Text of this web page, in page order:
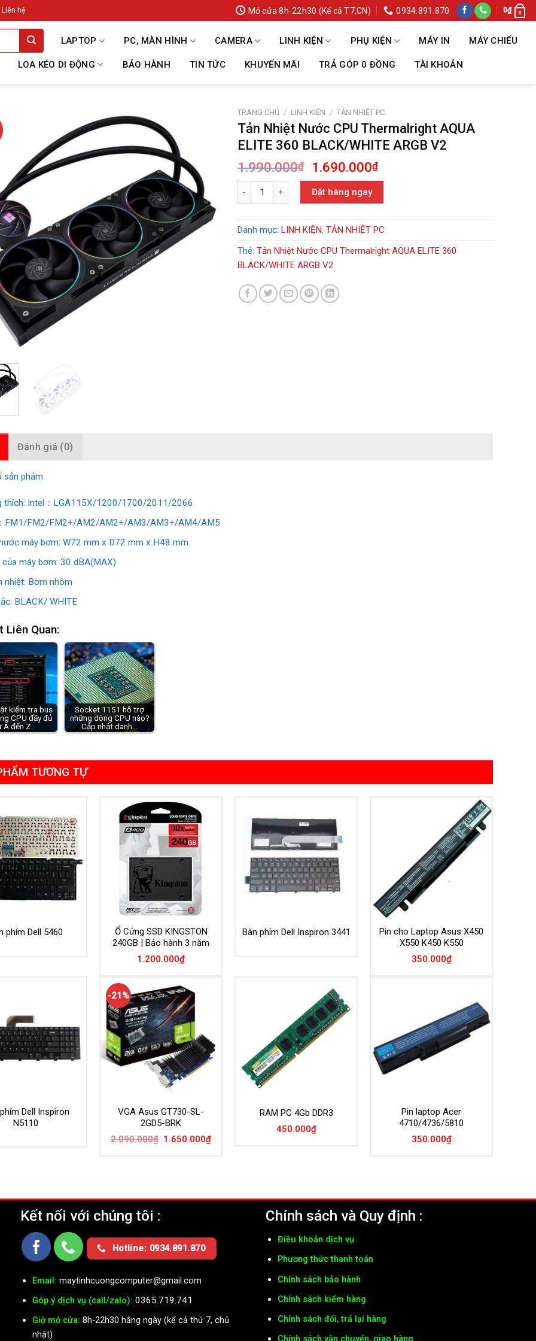
Liên hệ Mở cửa 8h-22h30 (Kể cả T7,CN) 0934.891.870 0₫ 0
LAPTOP PC, MÀN HÌNH CAMERA LINH KIỆN PHỤ KIỆN MÁY IN MÁY CHIẾU
LOA KÉO DI ĐỘNG BẢO HÀNH TIN TỨC KHUYẾN MÃI TRẢ GÓP 0 ĐỒNG TÀI KHOẢN
TRANG CHỦ / LINH KIỆN / TẢN NHIỆT PC
Tản Nhiệt Nước CPU Thermalright AQUA
ELITE 360 BLACK/WHITE ARGB V2
1.990.000₫
Giá
gốc
là:
1.990.000₫.
1.690.000₫Giá
hiện
là:
1.690.000₫.
Tản Nhiệt Nước CPU Thermalright AQUA ELITE 360 BLACK/WHITE ARGB V2 số
Đặt hàng ngay
Danh mục: LINH KIỆN, TẢN NHIỆT PC
Thẻ: Tản Nhiệt Nước CPU Thermalright AQUA ELITE 360
BLACK/WHITE ARGB V2
Đánh giá (0)
sản phảm
thích: Intel：LGA115X/1200/1700/2011/2066
FM1/FM2/FM2+/AM2/AM2+/AM3/AM3+/AM4/AM5
máy bơm: W72 mm x D72 mm x H48 mm
máy bơm: 30 dBA(MAX)
nhiệt: Bơm nhôm
BLACK/ WHITE
Liên Quan:
kiểm tra bus
CPU đầy đủ
A đến Z
Socket 1151 hỗ trợ
những dòng CPU nào?
Cập nhật danh…
TƯƠNG TỰ
phím Dell 5460
Ổ Cứng SSD KINGSTON
240GB | Bảo hành 3 năm
1.200.000₫
Bàn phím Dell Inspiron 3441
Pin cho Laptop Asus X450
X550 K450 K550
350.000₫
Dell Inspiron
N5110
-21%
VGA Asus GT730-SL-
2GD5-BRK
2.090.000₫ Giá
1.650.000₫Giá
hiện
RAM PC 4Gb DDR3
450.000₫
Pin laptop Acer
4710/4736/5810
350.000₫
Kết nối với chúng tôi :
Hotline: 0934.891.870
Email: maytinhcuongcomputer@gmail.com
Góp ý dịch vụ (call/zalo): 0365.719.741
Giờ mở cửa: 8h-22h30 hằng ngày (kể cả thứ 7, chủ
nhật)
Chính sách và Quy định :
Điều khoản dịch vụ
Phương thức thanh toán
Chính sách bảo hành
Chính sách kiểm hàng
Chính sách đổi, trả lại hàng
Chính sách vận chuyển, giao hàng